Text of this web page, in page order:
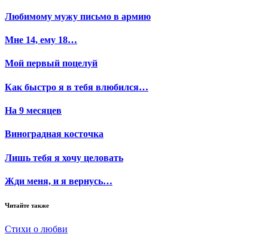
Любимому мужу письмо в армию
Мне 14, ему 18…
Мой первый поцелуй
Как быстро я в тебя влюбился…
На 9 месяцев
Виноградная косточка
Лишь тебя я хочу целовать
Жди меня, и я вернусь…
Читайте также
Стихи о любви